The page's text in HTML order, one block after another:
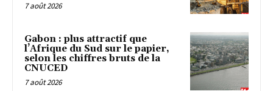
7 août 2026
Gabon : plus attractif que
l’Afrique du Sud sur le papier,
selon les chiffres bruts de la
CNUCED
7 août 2026